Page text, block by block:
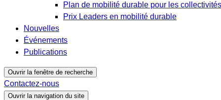
Plan de mobilité durable pour les collectivités
Prix Leaders en mobilité durable
Nouvelles
Événements
Publications
Ouvrir la fenêtre de recherche
Contactez-nous
Ouvrir la navigation du site